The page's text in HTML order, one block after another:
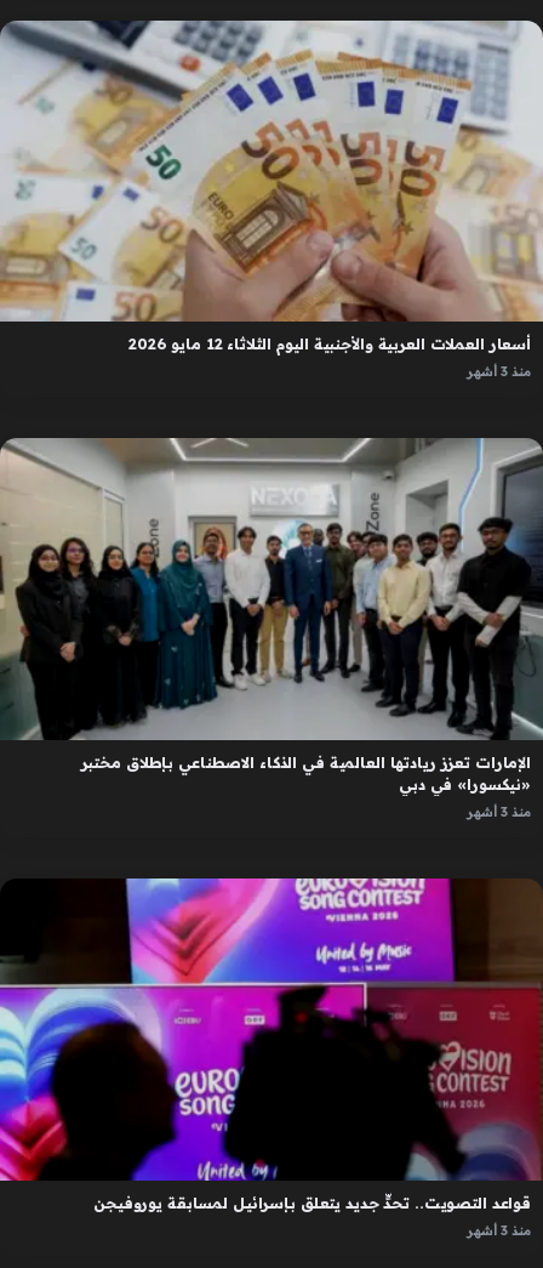
أسعار العملات العربية والأجنبية اليوم الثلاثاء 12 مايو 2026
منذ 3 أشهر
الإمارات تعزز ريادتها العالمية في الذكاء الاصطناعي بإطلاق مختبر
«نيكسورا» في دبي
منذ 3 أشهر
قواعد التصويت.. تحدٍّ جديد يتعلق بإسرائيل لمسابقة يوروفيجن
منذ 3 أشهر